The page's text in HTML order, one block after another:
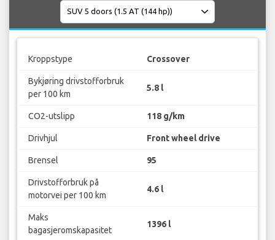
Kroppstype Crossover
Bykjøring drivstofforbruk
per 100 km
5.8 l
CO2-utslipp 118 g/km
Drivhjul Front wheel drive
Brensel 95
Drivstofforbruk på
motorvei per 100 km
4.6 l
Maks
bagasjeromskapasitet
1396 l